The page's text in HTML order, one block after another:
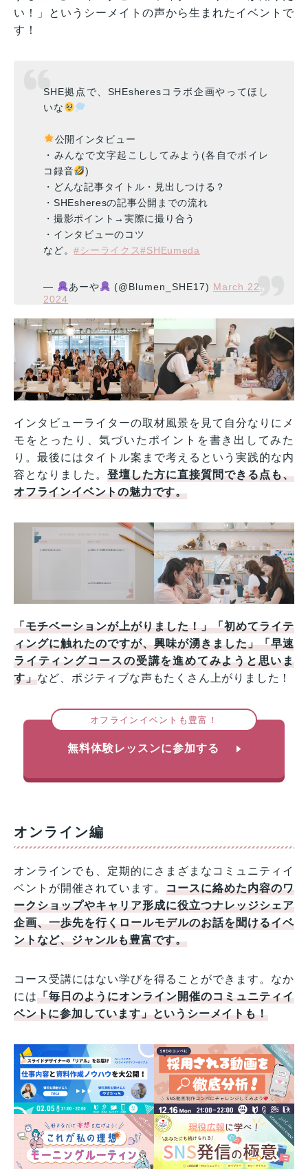
い！」というシーメイトの声から生まれたイベントで
す！
SHE拠点で、SHEsheresコラボ企画やってほし
いな
公開インタビュー
・みんなで文字起こししてみよう(各自でボイレ
コ録音
)
・どんな記事タイトル・見出しつける？
・SHEsheresの記事公開までの流れ
・撮影ポイント→実際に撮り合う
・インタビューのコツ
など。#シーライクス#SHEumeda
— あーや (@Blumen_SHE17) March 22,
2024
インタビューライターの取材風景を見て自分なりにメ
モをとったり、気づいたポイントを書き出してみた
り。最後にはタイトル案まで考えるという実践的な内
容となりました。登壇した方に直接質問できる点も、
オフラインイベントの魅力です。
「モチベーションが上がりました！」「初めてライテ
ィングに触れたのですが、興味が湧きました」「早速
ライティングコースの受講を進めてみようと思いま
す」など、ポジティブな声もたくさん上がりました！
オフラインイベントも豊富！
無料体験レッスンに参加する
オンライン編
オンラインでも、定期的にさまざまなコミュニティイ
ベントが開催されています。コースに絡めた内容のワ
ークショップやキャリア形成に役立つナレッジシェア
企画、一歩先を行くロールモデルのお話を聞けるイベ
ントなど、ジャンルも豊富です。
コース受講にはない学びを得ることができます。なか
には「毎日のようにオンライン開催のコミュニティイ
ベントに参加しています」というシーメイトも！